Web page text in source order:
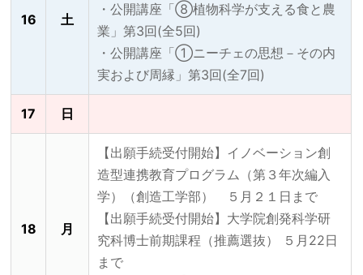
16 土
・公開講座「⑧植物科学が支える食と農
業」第3回(全5回)
・公開講座「①ニーチェの思想－その内
実および周縁」第3回(全7回)
17 日
18 月
【出願手続受付開始】イノベーション創
造型連携教育プログラム（第３年次編入
学）（創造工学部） ５月２１日まで
【出願手続受付開始】大学院創発科学研
究科博士前期課程（推薦選抜） ５月22日
まで